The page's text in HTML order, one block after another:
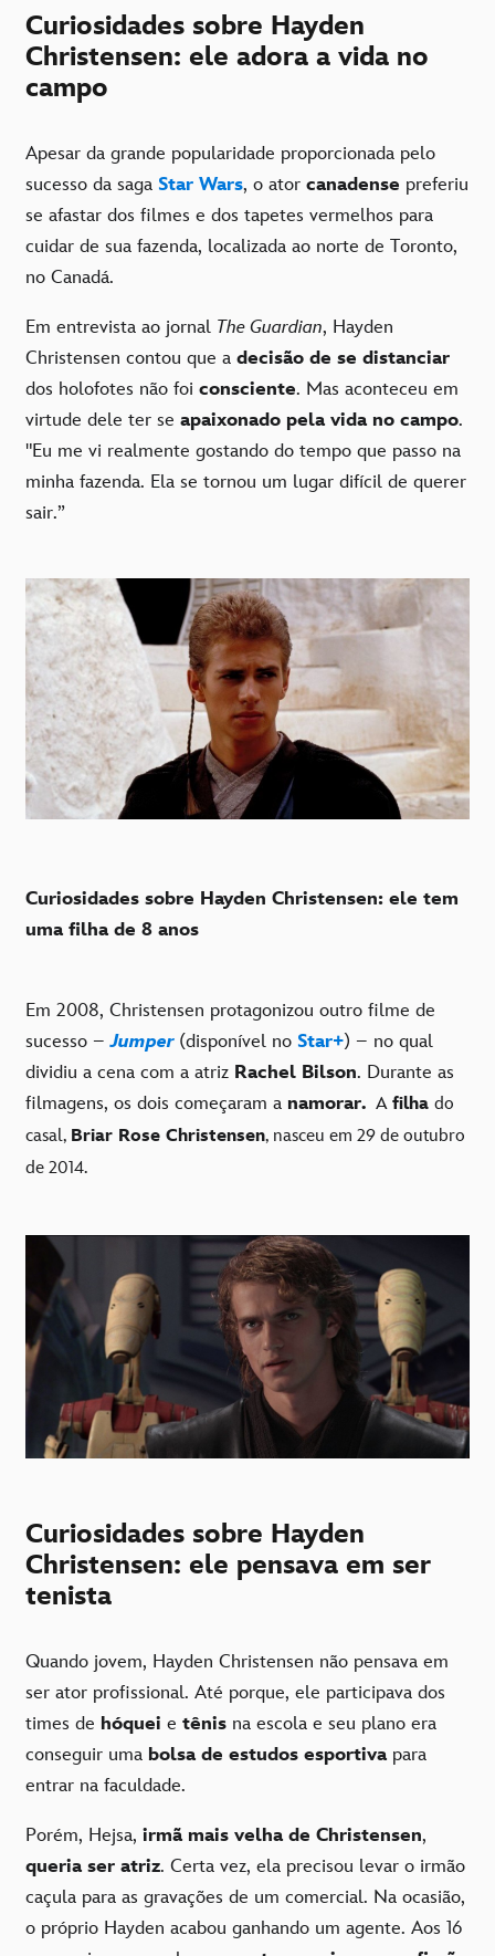
Curiosidades sobre Hayden
Christensen: ele adora a vida no
campo
Apesar da grande popularidade proporcionada pelo
sucesso da saga Star Wars, o ator canadense preferiu
se afastar dos filmes e dos tapetes vermelhos para
cuidar de sua fazenda, localizada ao norte de Toronto,
no Canadá.
Em entrevista ao jornal The Guardian, Hayden
Christensen contou que a decisão de se distanciar
dos holofotes não foi consciente. Mas aconteceu em
virtude dele ter se apaixonado pela vida no campo.
"Eu me vi realmente gostando do tempo que passo na
minha fazenda. Ela se tornou um lugar difícil de querer
sair.”
Curiosidades sobre Hayden Christensen: ele tem
uma filha de 8 anos
Em 2008, Christensen protagonizou outro filme de
sucesso –Jumper (disponível no Star+) – no qual
dividiu a cena com a atriz Rachel Bilson. Durante as
filmagens, os dois começaram a namorar. A filha do
casal, Briar Rose Christensen, nasceu em 29 de outubro
de 2014.
Curiosidades sobre Hayden
Christensen: ele pensava em ser
tenista
Quando jovem, Hayden Christensen não pensava em
ser ator profissional. Até porque, ele participava dos
times de hóquei e tênis na escola e seu plano era
conseguir uma bolsa de estudos esportiva para
entrar na faculdade.
Porém, Hejsa, irmã mais velha de Christensen,
queria ser atriz. Certa vez, ela precisou levar o irmão
caçula para as gravações de um comercial. Na ocasião,
o próprio Hayden acabou ganhando um agente. Aos 16